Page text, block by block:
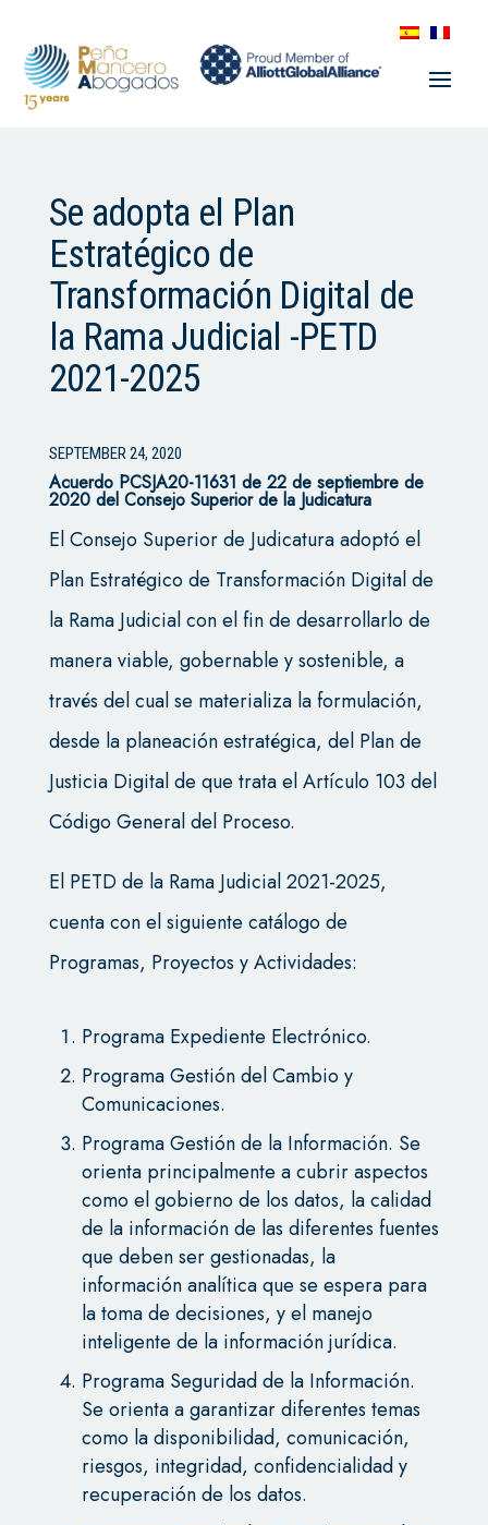
Se adopta el Plan
Estratégico de
Transformación Digital de
la Rama Judicial -PETD
2021-2025
SEPTEMBER 24, 2020
Acuerdo PCSJA20-11631 de 22 de septiembre de
2020 del Consejo Superior de la Judicatura
El Consejo Superior de Judicatura adoptó el
Plan Estratégico de Transformación Digital de
la Rama Judicial con el fin de desarrollarlo de
manera viable, gobernable y sostenible, a
través del cual se materializa la formulación,
desde la planeación estratégica, del Plan de
Justicia Digital de que trata el Artículo 103 del
Código General del Proceso.
El PETD de la Rama Judicial 2021-2025,
cuenta con el siguiente catálogo de
Programas, Proyectos y Actividades:
Programa Expediente Electrónico.
Programa Gestión del Cambio y
Comunicaciones.
Programa Gestión de la Información. Se
orienta principalmente a cubrir aspectos
como el gobierno de los datos, la calidad
de la información de las diferentes fuentes
que deben ser gestionadas, la
información analítica que se espera para
la toma de decisiones, y el manejo
inteligente de la información jurídica.
Programa Seguridad de la Información.
Se orienta a garantizar diferentes temas
como la disponibilidad, comunicación,
riesgos, integridad, confidencialidad y
recuperación de los datos.